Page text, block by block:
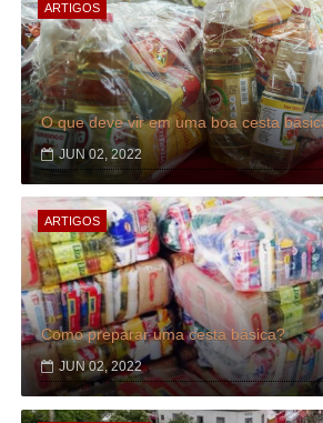
ARTIGOS
O que deve vir em uma boa cesta
JUN 02, 2022
ARTIGOS
Como preparar uma cesta básica?
JUN 02, 2022